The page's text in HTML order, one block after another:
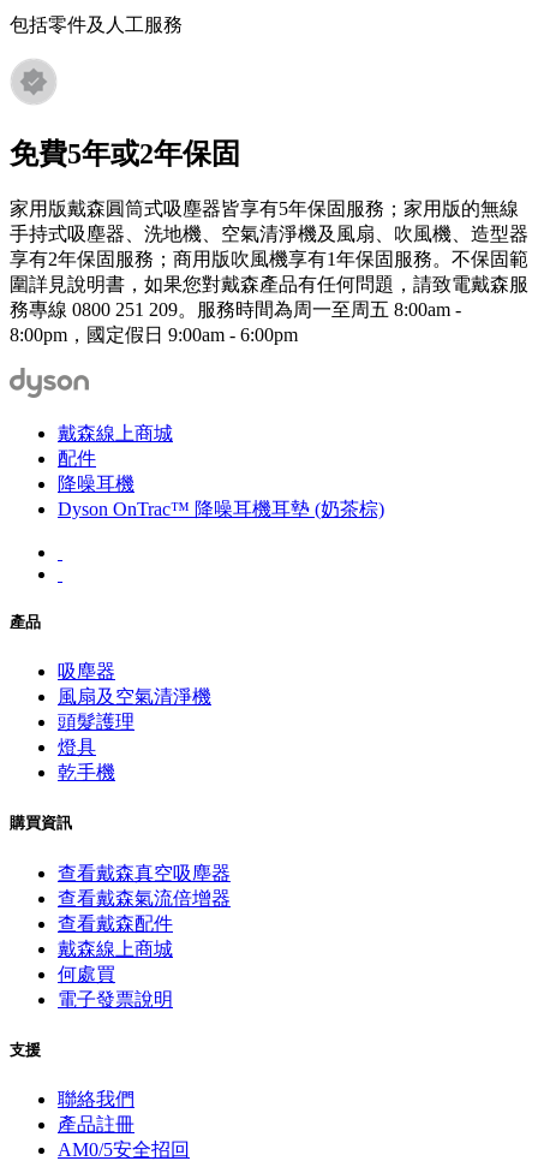
包括零件及人工服務
免費5年或2年保固
家用版戴森圓筒式吸塵器皆享有5年保固服務；家用版的無線
手持式吸塵器、洗地機、空氣清淨機及風扇、吹風機、造型器
享有2年保固服務；商用版吹風機享有1年保固服務。不保固範
圍詳見說明書，如果您對戴森產品有任何問題，請致電戴森服
務專線 0800 251 209。服務時間為周一至周五 8:00am -
8:00pm，國定假日 9:00am - 6:00pm
戴森線上商城
配件
降噪耳機
Dyson OnTrac™ 降噪耳機耳墊 (奶茶棕)
產品
吸塵器
風扇及空氣清淨機
頭髮護理
燈具
乾手機
購買資訊
查看戴森真空吸塵器
查看戴森氣流倍增器
查看戴森配件
戴森線上商城
何處買
電子發票說明
支援
聯絡我們
產品註冊
AM0/5安全招回